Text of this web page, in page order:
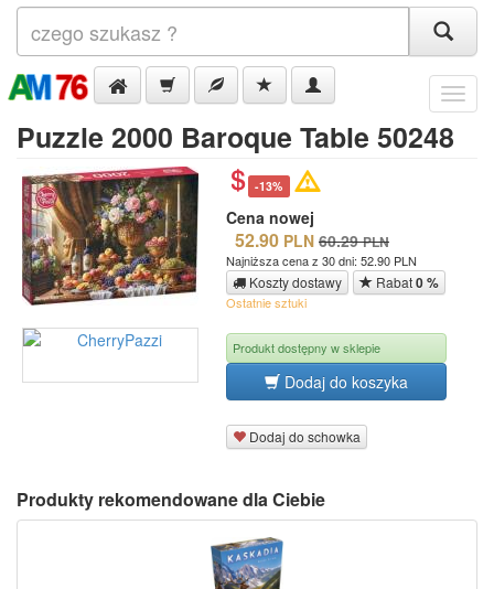
Menu
Puzzle 2000 Baroque Table 50248
-13%
Cena nowej
52.90 PLN 60.29 PLN
Najniższa cena z 30 dni: 52.90 PLN
Koszty dostawy Rabat0 %
Ostatnie sztuki
Produkt dostępny w sklepie
Dodaj do koszyka
Dodaj do schowka
Produkty rekomendowane dla Ciebie